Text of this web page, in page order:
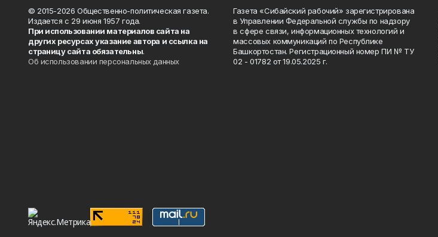
© 2015-2026 Общественно-политическая газета.
Издается с 29 июня 1957 года.
При использовании материалов сайта на
других ресурсах указание автора и ссылка на
страницу сайта обязательны.
Об использовании персональных данных
Газета «Сибайский рабочий» зарегистрирована
в Управлении Федеральной службы по надзору
в сфере связи, информационных технологий и
массовых коммуникаций по Республике
Башкортостан. Регистрационный номер ПИ № ТУ
02 - 01782 от 19.05.2025 г.